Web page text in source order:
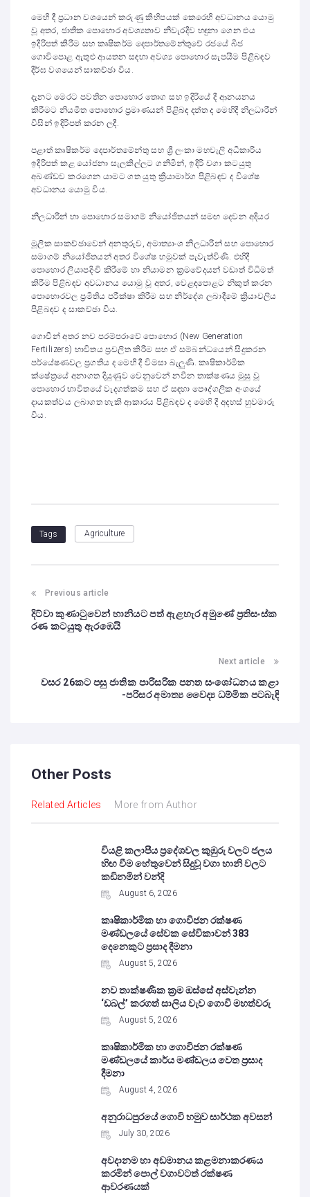
මෙහි දී ප්‍රධාන වශයෙන් කරුණු කිහිපයක් කෙරෙහි අවධානය යොමු
වූ අතර, ජාතික පොහොර අවශ්‍යතාව නිවැරදිව හඳුනා ගෙන එය
ඉදිරිපත් කිරීම සහ කෘෂිකර්ම දෙපාර්තමේන්තුවේ රජයේ බීජ
ගොවිපොළ ඇතුළු ආයතන සඳහා අවශ්‍ය පොහොර සැපයීම පිළිබඳව
දීර්ඝ වශයෙන් සාකච්ඡා විය.
දැනට මෙරට පවතින පොහොර තොග සහ ඉදිරියේ දී ආනයනය
කිරීමට නියමිත පොහොර ප්‍රමාණයන් පිළිබඳ දත්ත ද මෙහිදී නිලධාරීන්
විසින් ඉදිරිපත් කරන ලදී.
පළාත් කෘෂිකර්ම දෙපාර්තමේන්තු සහ ශ්‍රී ලංකා මහවැලි අධිකාරිය
ඉදිරිපත් කළ යෝජනා සැලකිල්ලට ගනිමින්, ඉදිරි වගා කටයුතු
අඛණ්ඩව කරගෙන යාමට ගත යුතු ක්‍රියාමාර්ග පිළිබඳව ද විශේෂ
අවධානය යොමු විය.
නිලධාරීන් හා පොහොර සමාගම් නියෝජිතයන් සමඟ දෙවන අදියර
මූලික සාකච්ඡාවෙන් අනතුරුව, අමාත්‍යාංශ නිලධාරීන් සහ පොහොර
සමාගම් නියෝජිතයන් අතර විශේෂ හමුවක් පැවැත්විණි. එහිදී
පොහොර ලියාපදිංචි කිරීමේ හා නියාමන ක්‍රමවේදයන් වඩාත් විධිමත්
කිරීම පිළිබඳව අවධානය යොමු වූ අතර, වෙළඳපොළට නිකුත් කරන
පොහොරවල ප්‍රමිතිය පරීක්ෂා කිරීම සහ නිර්දේශ ලබාදීමේ ක්‍රියාවලිය
පිළිබඳව ද සාකච්ඡා විය.
ගොවීන් අතර නව පරම්පරාවේ පොහොර (New Generation
Fertilizers) භාවිතය ප්‍රචලිත කිරීම සහ ඒ සම්බන්ධයෙන් සිදුකරන
පර්යේෂණවල ප්‍රගතිය ද මෙහි දී විමසා බැලුණි. කෘෂිකාර්මික
ක්ෂේත්‍රයේ අනාගත දියුණුව වෙනුවෙන් නවීන තාක්ෂණය මුසු වූ
පොහොර භාවිතයේ වැදගත්කම සහ ඒ සඳහා පෞද්ගලික අංශයේ
දායකත්වය ලබාගත හැකි ආකාරය පිළිබඳව ද මෙහි දී අදහස් හුවමාරු
විය.
Tags Agriculture
Previous article
දිට්වා කුණාටුවෙන් හානියට පත් ඇළහැර අමුණේ ප්‍රතිසංස්ක
රණ කටයුතු ඇරඹෙයි
Next article
වසර 26කට පසු ජාතික පාරිසරික පනත සංශෝධනය කළා
-පරිසර අමාත්‍ය වෛද්‍ය ධම්මික පටබැඳි
Other Posts
Related Articles More from Author
වියළි කලාපීය ප්‍රදේශවල කුඹුරු වලට ජලය
හිඟ වීම හේතුවෙන් සිදුවූ වගා හානි වලට
කඩිනමින් වන්දි
August 6, 2026
කෘෂිකාර්මික හා ගොවිජන රක්ෂණ
මණ්ඩලයේ සේවක සේවිකාවන් 383
දෙනෙකුට ප්‍රසාද දීමනා
August 5, 2026
නව තාක්ෂණික ක්‍රම ඔස්සේ අස්වැන්න
‘ඩබල්’ කරගත් සාලිය වැව ගොවි මහත්වරු
August 5, 2026
කෘෂිකාර්මික හා ගොවිජන රක්ෂණ
මණ්ඩලයේ කාර්ය මණ්ඩලය වෙත ප්‍රසාද
දීමනා
August 4, 2026
අනුරාධපුරයේ ගොවි හමුව සාර්ථක අවසන්
July 30, 2026
අවදානම හා අඩමානය කළමනාකරණය
කරමින් පොල් වගාවටත් රක්ෂණ
ආවරණයක්